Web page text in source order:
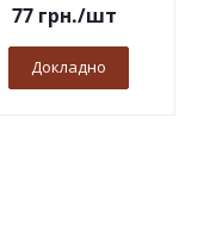
77грн./шт
Докладно